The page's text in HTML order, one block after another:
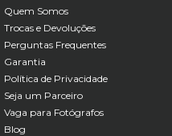
Quem Somos
Trocas e Devoluções
Perguntas Frequentes
Garantia
Política de Privacidade
Seja um Parceiro
Vaga para Fotógrafos
Blog